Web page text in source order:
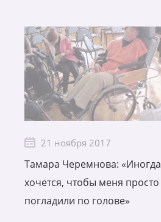
21 ноября 2017
Тамара Черемнова: «Иногда
хочется, чтобы меня просто
погладили по голове»